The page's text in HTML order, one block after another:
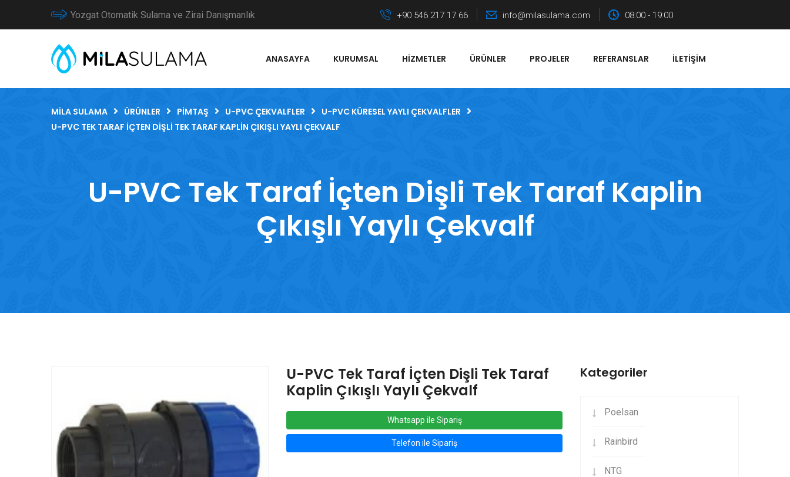
Yozgat Otomatik Sulama ve Zirai Danışmanlık +90 546 217 17 66 info@milasulama.com 08:00 - 19:00
ANASAYFA KURUMSAL HIZMETLER ÜRÜNLER PROJELER REFERANSLAR İLETIŞIM
MILA SULAMA ÜRÜNLER PIMTAŞ U-PVC ÇEKVALFLER
U-PVC KÜRESEL YAYLI ÇEKVALFLER
U-PVC TEK TARAF İÇTEN DIŞLI TEK TARAF KAPLIN ÇIKIŞLI YAYLI ÇEKVALF
U-PVC Tek Taraf İçten Dişli Tek Taraf Kaplin
Çıkışlı Yaylı Çekvalf
U-PVC Tek Taraf İçten Dişli Tek Taraf
Kaplin Çıkışlı Yaylı Çekvalf
Whatsapp ile Sipariş
Telefon ile Sipariş
Kategoriler
Poelsan
Rainbird
NTG